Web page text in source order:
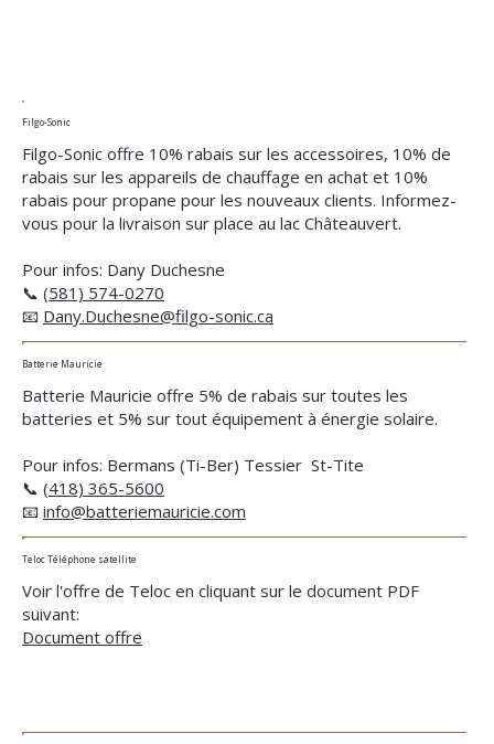
Filgo-Sonic
Filgo-Sonic offre 10% rabais sur les accessoires, 10% de
rabais sur les appareils de chauffage en achat et 10%
rabais pour propane pour les nouveaux clients. Informez-
vous pour la livraison sur place au lac Châteauvert.
Pour infos: Dany Duchesne
📞 (581) 574-0270
📧 Dany.Duchesne@filgo-sonic.ca
Batterie Mauricie
Batterie Mauricie offre 5% de rabais sur toutes les
batteries et 5% sur tout équipement à énergie solaire.
Pour infos: Bermans (Ti-Ber) Tessier St-Tite
📞 (418) 365-5600
📧 info@batteriemauricie.com
Teloc Téléphone satellite
Voir l'offre de Teloc en cliquant sur le document PDF
suivant:
Document offre